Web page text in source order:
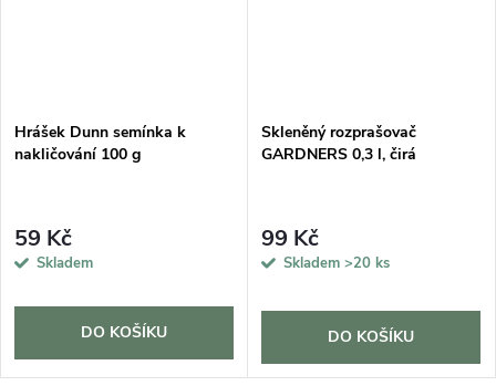
Hrášek Dunn semínka k
nakličování 100 g
59 Kč
Skladem
DO KOŠÍKU
Skleněný rozprašovač
GARDNERS 0,3 l, čirá
99 Kč
Skladem >20 ks
DO KOŠÍKU